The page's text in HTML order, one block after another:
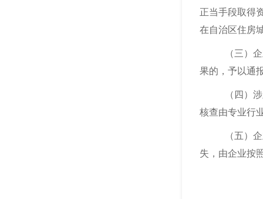
正当手段取得
在自治区住房
（三）
果的，予以通
（四）
核查由专业行
（五）
失，由企业按